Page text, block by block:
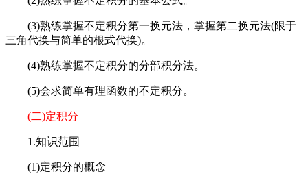
(3)熟练掌握不定积分第一换元法，掌握第二换元法(限于
三角代换与简单的根式代换)。
(4)熟练掌握不定积分的分部积分法。
(5)会求简单有理函数的不定积分。
(二)定积分
1.知识范围
(1)定积分的概念